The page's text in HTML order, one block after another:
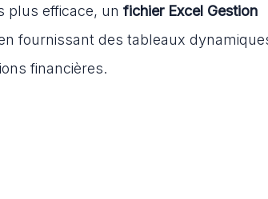
plus efficace, un fichier Excel Gestion
fournissant des tableaux
financières.